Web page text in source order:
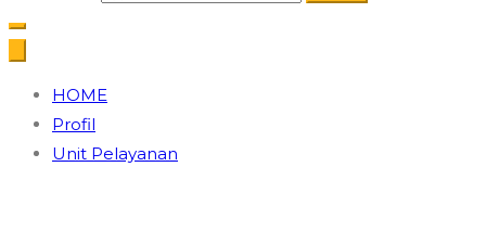
HOME
Profil
Unit Pelayanan